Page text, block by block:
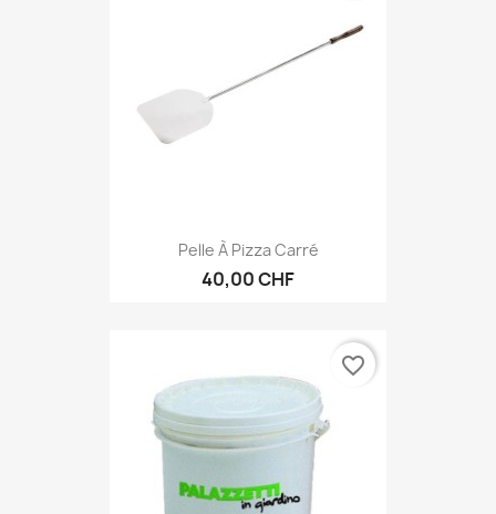
Pelle À Pizza Carré
40,00 CHF
favorite_border